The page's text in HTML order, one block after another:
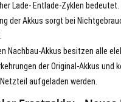
Lade- Entlade-Zyklen bedeutet.
der Akkus sorgt bei
Nachbau-Akkus besitzen alle
der Original-Akkus und
Netzteil aufgeladen werden.